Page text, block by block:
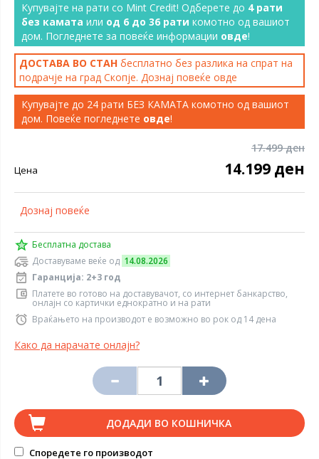
Купувајте на рати со Mint Credit! Одберете до 4 рати
без камата или од 6 до 36 рати комотно од вашиот
дом. Погледнете за повеќе информации овде!
ДОСТАВА ВО СТАН бесплатно без разлика на спрат на
подрачје на град Скопје. Дознај повеќе овде
Купувајте до 24 рати БЕЗ КАМАТА комотно од вашиот
дом. Повеќе погледнете овде!
17.499 ден
Цена 14.199 ден
Дознај повеќе
Бесплатна достава
Доставуваме веќе од 14.08.2026
Гаранција: 2+3 год
Платете во готово на доставувачот, со интернет банкарство,
онлајн со картички еднократно и на рати
Враќањето на производот е возможно во рок од 14 дена
Како да нарачате онлајн?
ДОДАДИ ВО КОШНИЧКА
Споредете го производот